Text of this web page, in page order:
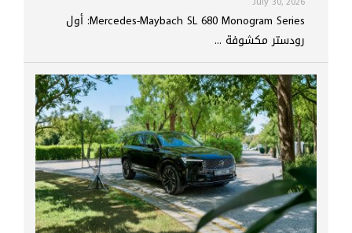
Mercedes-Maybach SL 680 Monogram Series: أول
رودستر مكشوفة ...